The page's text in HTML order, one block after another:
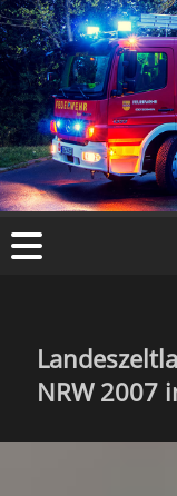
Zum
Inhalt
springen
Fr
ig
e
F
NRW 2007